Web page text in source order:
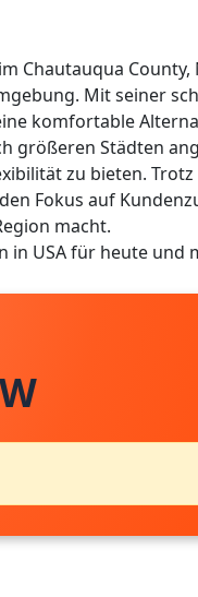
Chautauqua
Mit seiner
komfortable
größeren Städten
zu bieten.
Fokus auf
macht.
in USA für heute und